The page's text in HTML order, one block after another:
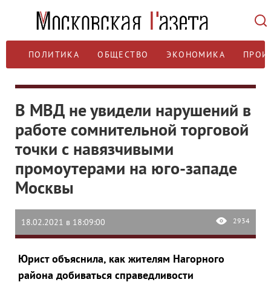
ПОЛИТИКА ОБЩЕСТВО ЭКОНОМИКА
В МВД не увидели нарушений в
работе сомнительной торговой
точки с навязчивыми
промоутерами на юго-западе
Москвы
18.02.2021 в 18:09:00 2934
Юрист объяснила, как жителям Нагорного
района добиваться справедливости